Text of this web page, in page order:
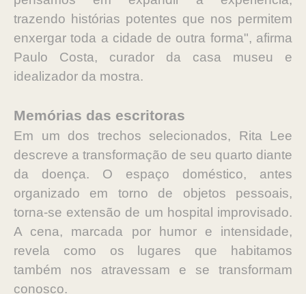
trazendo histórias potentes que nos permitem
enxergar toda a cidade de outra forma", afirma
Paulo Costa, curador da casa museu e
idealizador da mostra.
Memórias das escritoras
Em um dos trechos selecionados, Rita Lee
descreve a transformação de seu quarto diante
da doença. O espaço doméstico, antes
organizado em torno de objetos pessoais,
torna-se extensão de um hospital improvisado.
A cena, marcada por humor e intensidade,
revela como os lugares que habitamos
também nos atravessam e se transformam
conosco.